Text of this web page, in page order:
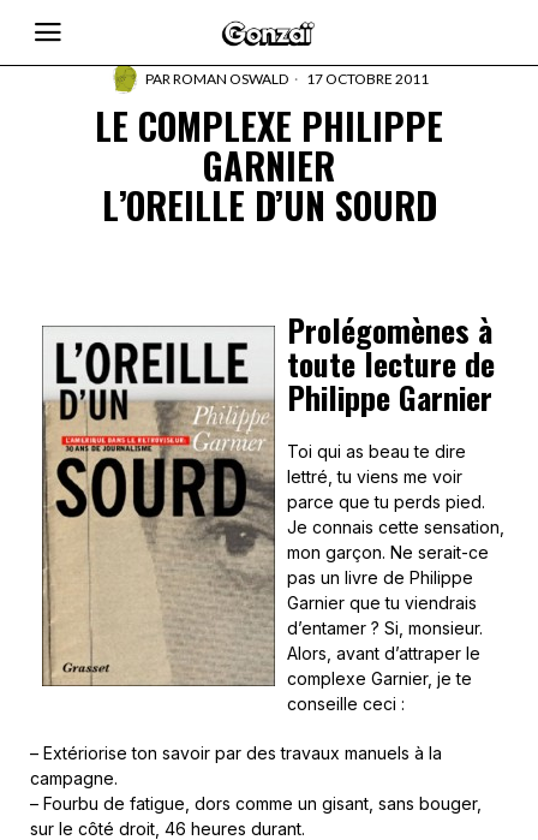
PARROMAN OSWALD 17 OCTOBRE 2011
LE COMPLEXE PHILIPPE
GARNIER
L’OREILLE D’UN SOURD
Prolégomènes à
toute lecture de
Philippe Garnier
Toi qui as beau te dire
lettré, tu viens me voir
parce que tu perds pied.
Je connais cette sensation,
mon garçon. Ne serait-ce
pas un livre de Philippe
Garnier que tu viendrais
d’entamer ? Si, monsieur.
Alors, avant d’attraper le
complexe Garnier, je te
conseille ceci :
– Extériorise ton savoir par des travaux manuels à la
campagne.
– Fourbu de fatigue, dors comme un gisant, sans bouger,
sur le côté droit, 46 heures durant.